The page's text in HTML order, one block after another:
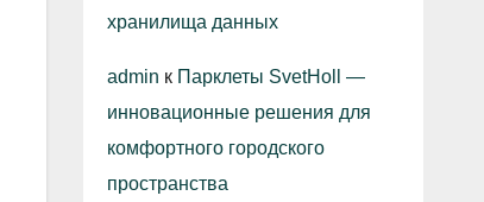
хранилища данных
admin к Парклеты SvetHoll —
инновационные решения для
комфортного городского
пространства